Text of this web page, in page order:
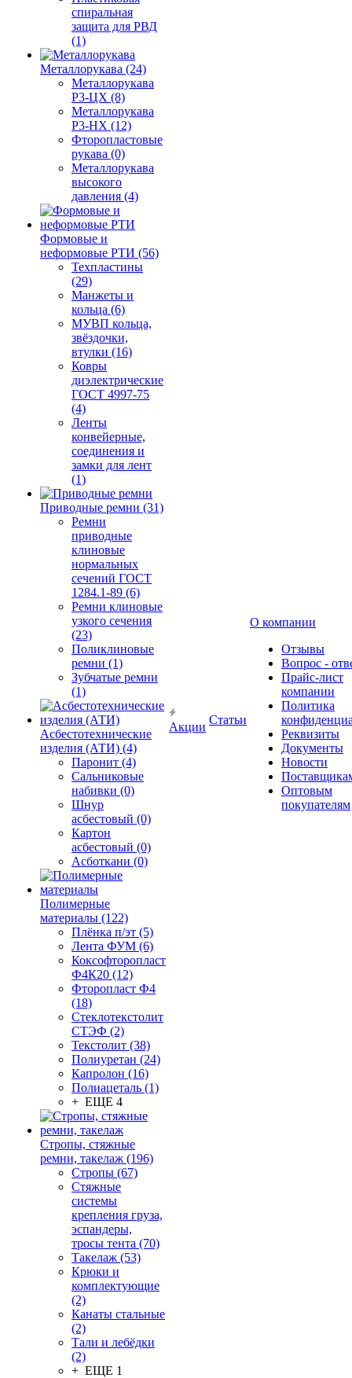
спиральная
защита для РВД
(1)
Металлорукава (24)
Металлорукава
Р3-ЦХ (8)
Металлорукава
Р3-НХ (12)
Фторопластовые
рукава (0)
Металлорукава
высокого
давления (4)
Формовые и
неформовые РТИ (56)
Техпластины
(29)
Манжеты и
кольца (6)
МУВП кольца,
звёздочки,
втулки (16)
Ковры
диэлектрические
ГОСТ 4997-75
(4)
Ленты
конвейерные,
соединения и
замки для лент
(1)
Приводные ремни (31)
Ремни
приводные
клиновые
нормальных
сечений ГОСТ
1284.1-89 (6)
Ремни клиновые
узкого сечения
(23)
Поликлиновые
ремни (1)
Зубчатые ремни
(1)
Асбестотехнические
изделия (АТИ) (4)
Паронит (4)
Сальниковые
набивки (0)
Шнур
асбестовый (0)
Картон
асбестовый (0)
Асботкани (0)
Полимерные
материалы (122)
Плёнка п/эт (5)
Лента ФУМ (6)
Коксофторопласт
Ф4К20 (12)
Фторопласт Ф4
(18)
Стеклотекстолит
СТЭФ (2)
Текстолит (38)
Полиуретан (24)
Капролон (16)
Полиацеталь (1)
+ ЕЩЕ 4
Стропы, стяжные
ремни, такелаж (196)
Стропы (67)
Стяжные
системы
крепления груза,
эспандеры,
тросы тента (70)
Такелаж (53)
Крюки и
комплектующие
(2)
Канаты стальные
(2)
Тали и лебёдки
(2)
+ ЕЩЕ 1
Акции
Статьи
О компании
Отзывы
Вопрос -
Прайс-лист
компании
Политика
Реквизиты
Документы
Новости
Оптовым
покупателям